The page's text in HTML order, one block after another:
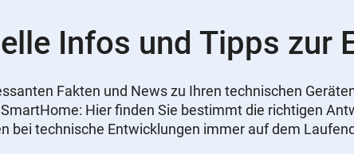
Infos und Tipps zur
Fakten und News zu Ihren technischen
Hier finden Sie bestimmt die richtigen
bei technische Entwicklungen immer auf dem